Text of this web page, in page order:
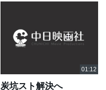
炭坑スト解決へ